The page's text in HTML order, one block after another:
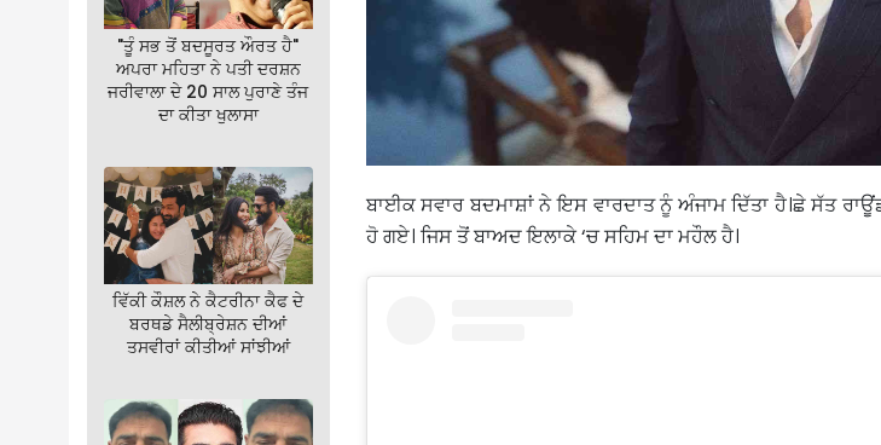
"ਤੂੰ ਸਭ ਤੋਂ ਬਦਸੂਰਤ ਔਰਤ ਹੈ"
ਅਪਰਾ ਮਹਿਤਾ ਨੇ ਪਤੀ ਦਰਸ਼ਨ
ਜਰੀਵਾਲਾ ਦੇ 20 ਸਾਲ ਪੁਰਾਣੇ ਤੰਜ
ਦਾ ਕੀਤਾ ਖੁਲਾਸਾ
ਵਿੱਕੀ ਕੌਸ਼ਲ ਨੇ ਕੈਟਰੀਨਾ ਕੈਫ ਦੇ
ਬਰਥਡੇ ਸੈਲੀਬ੍ਰੇਸ਼ਨ ਦੀਆਂ
ਤਸਵੀਰਾਂ ਕੀਤੀਆਂ ਸਾਂਝੀਆਂ
ਬਾਈਕ ਸਵਾਰ ਬਦਮਾਸ਼ਾਂ ਨੇ ਇਸ ਵਾਰਦਾਤ ਨੂੰ ਅੰਜਾਮ ਦਿੱਤਾ ਹੈ।ਛੇ ਸੱਤ
ਹੋ ਗਏ। ਜਿਸ ਤੋਂ ਬਾਅਦ ਇਲਾਕੇ ‘ਚ ਸਹਿਮ ਦਾ ਮਹੌਲ ਹੈ।